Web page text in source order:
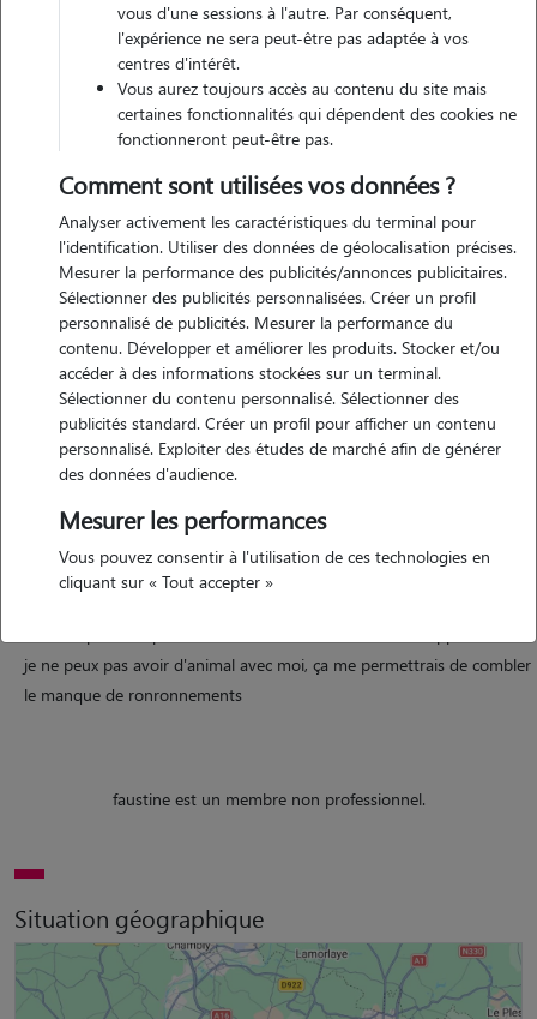
Motivation
j'adore en prendre soin, jouer avec eux et leur faire des câlins quand
ils font la sieste (voire faire la sieste avec eux) je serais ravie de
permettre aux propriétaires d'avoir l'esprit tranquille pendant que je
m'occupe d'eux comme si c'était les miens !!
Expérience
j'ai toujours aimé les animaux et j'ai eu la chance de toujours d'avoir
chance de passer trois mois comme jeune fille au pair en italie où il y
je ne peux pas avoir d'animal avec moi, ça me permettrais de combler
le manque de ronronnements
faustine est un membre non professionnel.
Situation géographique
vous d'une sessions à l'autre. Par conséquent,
l'expérience ne sera peut-être pas adaptée à vos
centres d'intérêt.
Vous aurez toujours accès au contenu du site mais
certaines fonctionnalités qui dépendent des cookies ne
fonctionneront peut-être pas.
Comment sont utilisées vos données ?
Analyser activement les caractéristiques du terminal pour
l'identification. Utiliser des données de géolocalisation précises.
Mesurer la performance des publicités/annonces publicitaires.
Sélectionner des publicités personnalisées. Créer un profil
personnalisé de publicités. Mesurer la performance du
contenu. Développer et améliorer les produits. Stocker et/ou
accéder à des informations stockées sur un terminal.
Sélectionner du contenu personnalisé. Sélectionner des
publicités standard. Créer un profil pour afficher un contenu
personnalisé. Exploiter des études de marché afin de générer
des données d'audience.
Mesurer les performances
Vous pouvez consentir à l'utilisation de ces technologies en
cliquant sur « Tout accepter »